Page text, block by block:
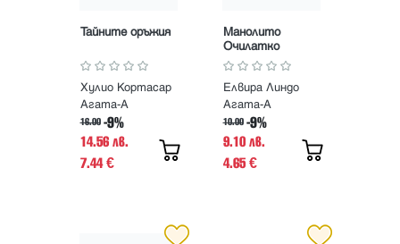
Тайните оръжия
Хулио Кортасар
Агата-А
16.00 -9%
14.56 лв.
7.44€
Манолито
Очилатко
Елвира Линдо
Агата-А
10.00 -9%
9.10 лв.
4.65 €